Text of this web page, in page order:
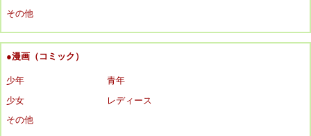
その他
●漫画（コミック）
少年
青年
少女
レディース
その他